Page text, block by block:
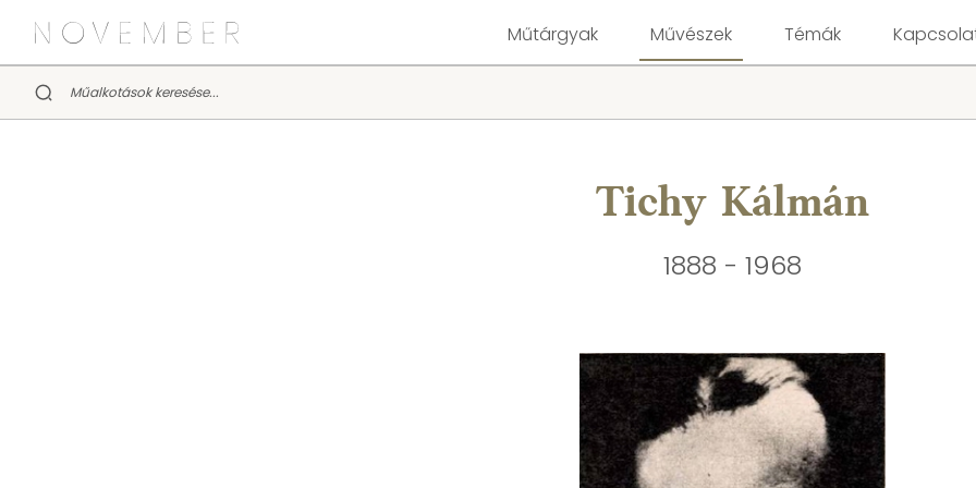
Műtárgyak Művészek Témák
Tichy Kálmán
1888 - 1968